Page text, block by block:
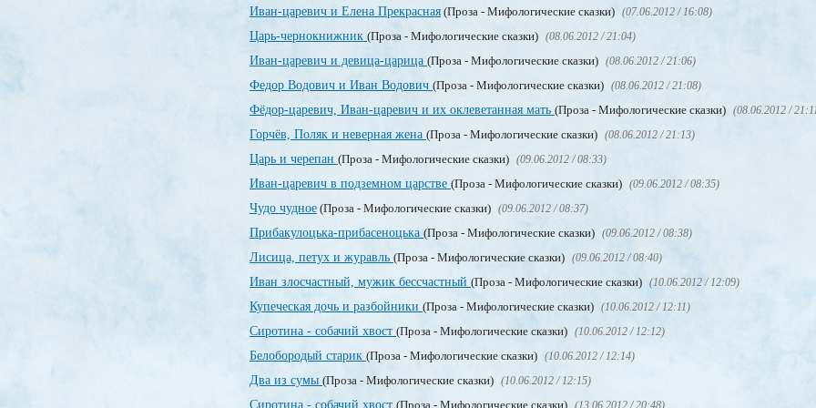
Иван-царевич и Елена Прекрасная (Проза - Мифологические сказки) (07.06.2012 / 16:08)
Царь-чернокнижник (Проза - Мифологические сказки) (08.06.2012 / 21:04)
Иван-царевич и девица-царица (Проза - Мифологические сказки) (08.06.2012 / 21:06)
Федор Водович и Иван Водович (Проза - Мифологические сказки) (08.06.2012 / 21:08)
Фёдор-царевич, Иван-царевич и их оклеветанная мать (Проза - Мифологические сказки) (08.06.2012 /
Горчёв, Поляк и неверная жена (Проза - Мифологические сказки) (08.06.2012 / 21:13)
Царь и черепан (Проза - Мифологические сказки) (09.06.2012 / 08:33)
Иван-царевич в подземном царстве (Проза - Мифологические сказки) (09.06.2012 / 08:35)
Чудо чудное (Проза - Мифологические сказки) (09.06.2012 / 08:37)
Прибакулоцька-прибасеноцька (Проза - Мифологические сказки) (09.06.2012 / 08:38)
Лисица, петух и журавль (Проза - Мифологические сказки) (09.06.2012 / 08:40)
Иван злосчастный, мужик бессчастный (Проза - Мифологические сказки) (10.06.2012 / 12:09)
Купеческая дочь и разбойники (Проза - Мифологические сказки) (10.06.2012 / 12:11)
Сиротина - собачий хвост (Проза - Мифологические сказки) (10.06.2012 / 12:12)
Белобородый старик (Проза - Мифологические сказки) (10.06.2012 / 12:14)
Два из сумы (Проза - Мифологические сказки) (10.06.2012 / 12:15)
Сиротина - собачий хвост (Проза - Мифологические сказки)